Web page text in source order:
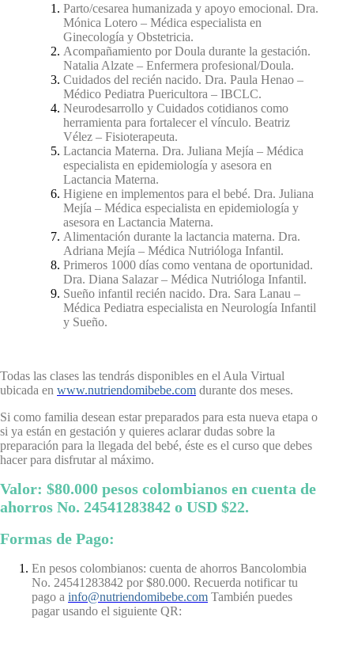
Parto/cesarea humanizada y apoyo emocional. Dra.
Mónica Lotero – Médica especialista en
Ginecología y Obstetricia.
Acompañamiento por Doula durante la gestación.
Natalia Alzate – Enfermera profesional/Doula.
Cuidados del recién nacido. Dra. Paula Henao –
Médico Pediatra Puericultora – IBCLC.
Neurodesarrollo y Cuidados cotidianos como
herramienta para fortalecer el vínculo. Beatriz
Vélez – Fisioterapeuta.
Lactancia Materna. Dra. Juliana Mejía – Médica
especialista en epidemiología y asesora en
Lactancia Materna.
Higiene en implementos para el bebé. Dra. Juliana
Mejía – Médica especialista en epidemiología y
asesora en Lactancia Materna.
Alimentación durante la lactancia materna. Dra.
Adriana Mejía – Médica Nutrióloga Infantil.
Primeros 1000 días como ventana de oportunidad.
Dra. Diana Salazar – Médica Nutrióloga Infantil.
Sueño infantil recién nacido. Dra. Sara Lanau –
Médica Pediatra especialista en Neurología Infantil
y Sueño.
Todas las clases las tendrás disponibles en el Aula Virtual
ubicada en www.nutriendomibebe.com durante dos meses.
Si como familia desean estar preparados para esta nueva etapa o
si ya están en gestación y quieres aclarar dudas sobre la
preparación para la llegada del bebé, éste es el curso que debes
hacer para disfrutar al máximo.
Valor: $80.000 pesos colombianos en cuenta de
ahorros No. 24541283842 o USD $22.
Formas de Pago:
En pesos colombianos: cuenta de ahorros Bancolombia
No. 24541283842 por $80.000. Recuerda notificar tu
pago a info@nutriendomibebe.com También puedes
pagar usando el siguiente QR: